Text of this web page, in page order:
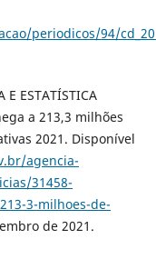
periodicos/94/
E ESTATÍSTICA
a 213,3 milhões
2021. Disponível
agencia-
31458-
3-milhoes-de-
de 2021.